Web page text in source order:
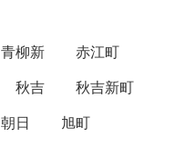
青柳新
赤江町
秋吉
秋吉新町
朝日
旭町